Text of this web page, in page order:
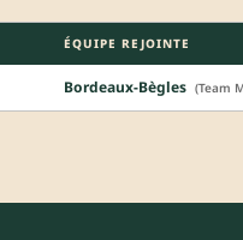
ÉQUIPE REJOINTE
Bordeaux-Bègles (Team